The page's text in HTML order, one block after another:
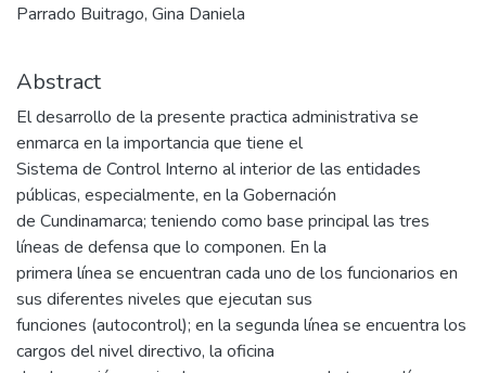
Parrado Buitrago, Gina Daniela
Abstract
El desarrollo de la presente practica administrativa se
enmarca en la importancia que tiene el
Sistema de Control Interno al interior de las entidades
públicas, especialmente, en la Gobernación
de Cundinamarca; teniendo como base principal las tres
líneas de defensa que lo componen. En la
primera línea se encuentran cada uno de los funcionarios en
sus diferentes niveles que ejecutan sus
funciones (autocontrol); en la segunda línea se encuentra los
cargos del nivel directivo, la oficina